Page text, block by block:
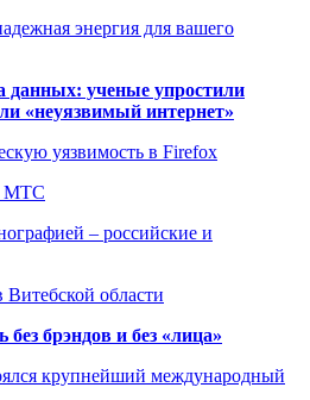
энергия для вашего
данных: ученые упростили
«неуязвимый интернет»
уязвимость в Firefox
МТС
– российские и
области
брэндов и без «лица»
крупнейший международный